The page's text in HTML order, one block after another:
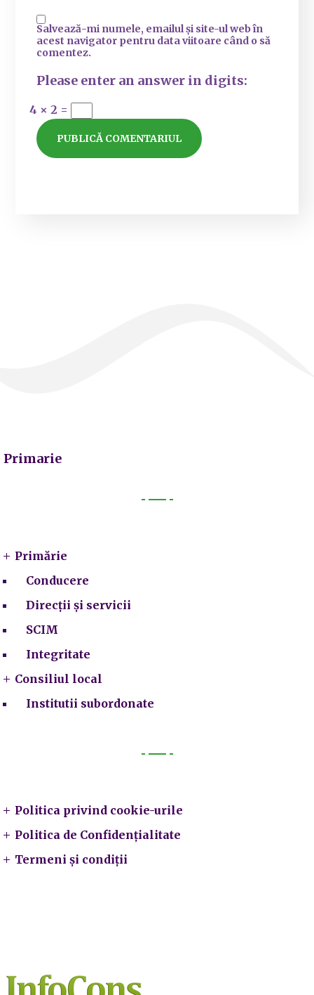
Salvează-mi numele, emailul și site-ul web în
acest navigator pentru data viitoare când o să
comentez.
Please enter an answer in digits:
4 × 2 =
Primarie
Primărie
Conducere
Direcții și servicii
SCIM
Integritate
Consiliul local
Institutii subordonate
Politica privind cookie-urile
Politica de Confidențialitate
Termeni și condiții